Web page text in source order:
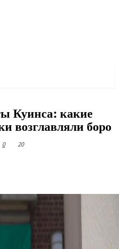
Куинса: какие
возглавляли боро
0 20